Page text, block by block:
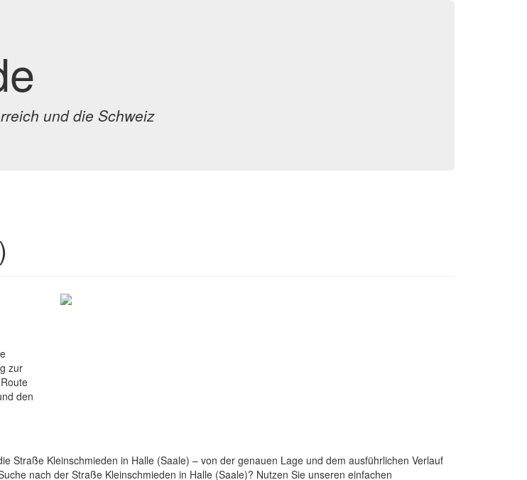
und die Schweiz
zur
den
Straße Kleinschmieden in Halle (Saale) – von der genauen Lage und dem ausführlichen Verlauf
nach der Straße Kleinschmieden in Halle (Saale)? Nutzen Sie unseren einfachen